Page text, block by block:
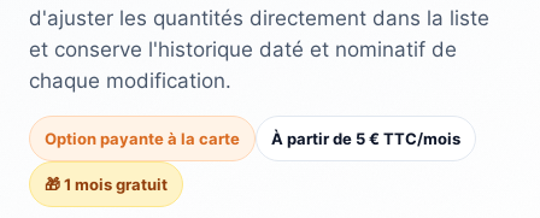
d'ajuster les quantités directement dans la liste
et conserve l'historique daté et nominatif de
chaque modification.
Option payante à la carte À partir de 5 € TTC/mois
🎁 1 mois gratuit